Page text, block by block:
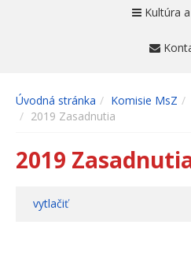
Kultúra
Úvodná stránka Komisie MsZ
2019 Zasadnutia
2019
vytlačiť